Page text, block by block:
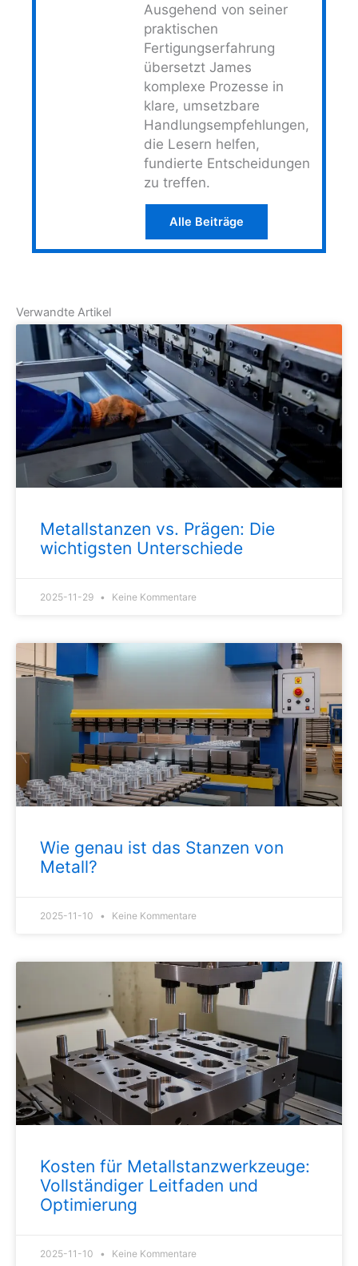
Ausgehend von seiner
praktischen
Fertigungserfahrung
übersetzt James
komplexe Prozesse in
klare, umsetzbare
Handlungsempfehlungen,
die Lesern helfen,
fundierte Entscheidungen
zu treffen.
Alle Beiträge
Verwandte Artikel
Metallstanzen vs. Prägen: Die
wichtigsten Unterschiede
2025-11-29 Keine Kommentare
Wie genau ist das Stanzen von
Metall?
2025-11-10 Keine Kommentare
Kosten für Metallstanzwerkzeuge:
Vollständiger Leitfaden und
Optimierung
2025-11-10 Keine Kommentare